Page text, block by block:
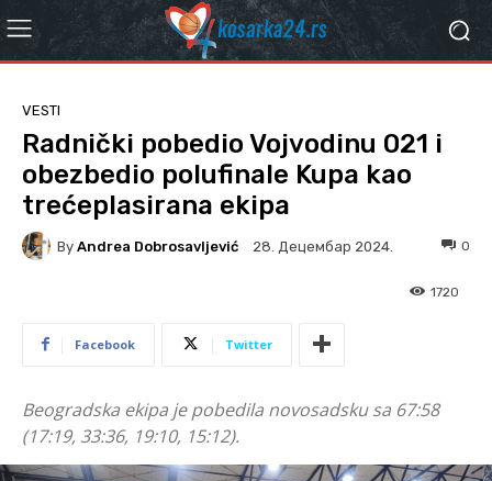
VESTI
Radnički pobedio Vojvodinu 021 i
obezbedio polufinale Kupa kao
trećeplasirana ekipa
By Andrea Dobrosavljević 28. Децембар 2024. 0
1720
Facebook Twitter
Beogradska ekipa je pobedila novosadsku sa 67:58
(17:19, 33:36, 19:10, 15:12).